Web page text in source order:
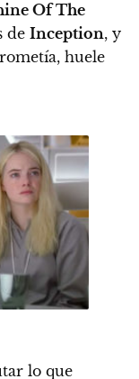
Of The
de Inception, y
huele
lo que